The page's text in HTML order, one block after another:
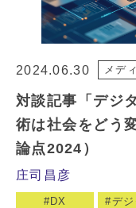
2024.06.30 メデ
対談記事「デジ
術は社会をどう
論点2024）
庄司昌彦
DX デ